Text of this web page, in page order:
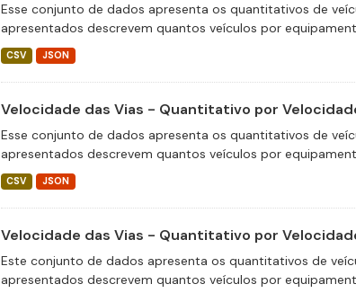
Esse conjunto de dados apresenta os quantitativos de
apresentados descrevem quantos veículos por
CSV JSON
Velocidade das Vias - Quantitativo por
Esse conjunto de dados apresenta os quantitativos de
apresentados descrevem quantos veículos por
CSV JSON
Velocidade das Vias - Quantitativo por
Este conjunto de dados apresenta os quantitativos de
apresentados descrevem quantos veículos por